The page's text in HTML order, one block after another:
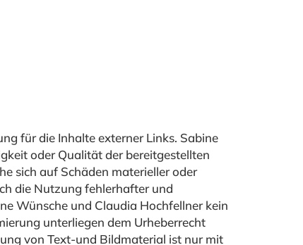
für die Inhalte externer Links. Sabine
oder Qualität der bereitgestellten
sich auf Schäden materieller oder
die Nutzung fehlerhafter und
Wünsche und Claudia Hochfellner kein
unterliegen dem Urheberrecht
von Text-und Bildmaterial ist nur mit